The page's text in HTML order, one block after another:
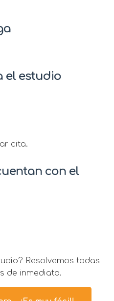
el estudio
cita.
con el
Resolvemos todas
de inmediato.